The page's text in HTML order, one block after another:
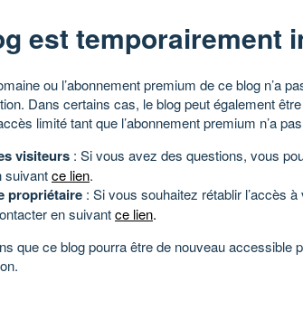
est temporairement
ou l’abonnement premium de ce blog n’a
Dans certains cas, le blog peut également
limité tant que l’abonnement premium n’a
visiteurs : Si vous avez des questions, vous
suivantce lien.
propriétaire : Si vous souhaitez rétablir l’accès
en suivantce lien.
que ce blog pourra être de nouveau accessible